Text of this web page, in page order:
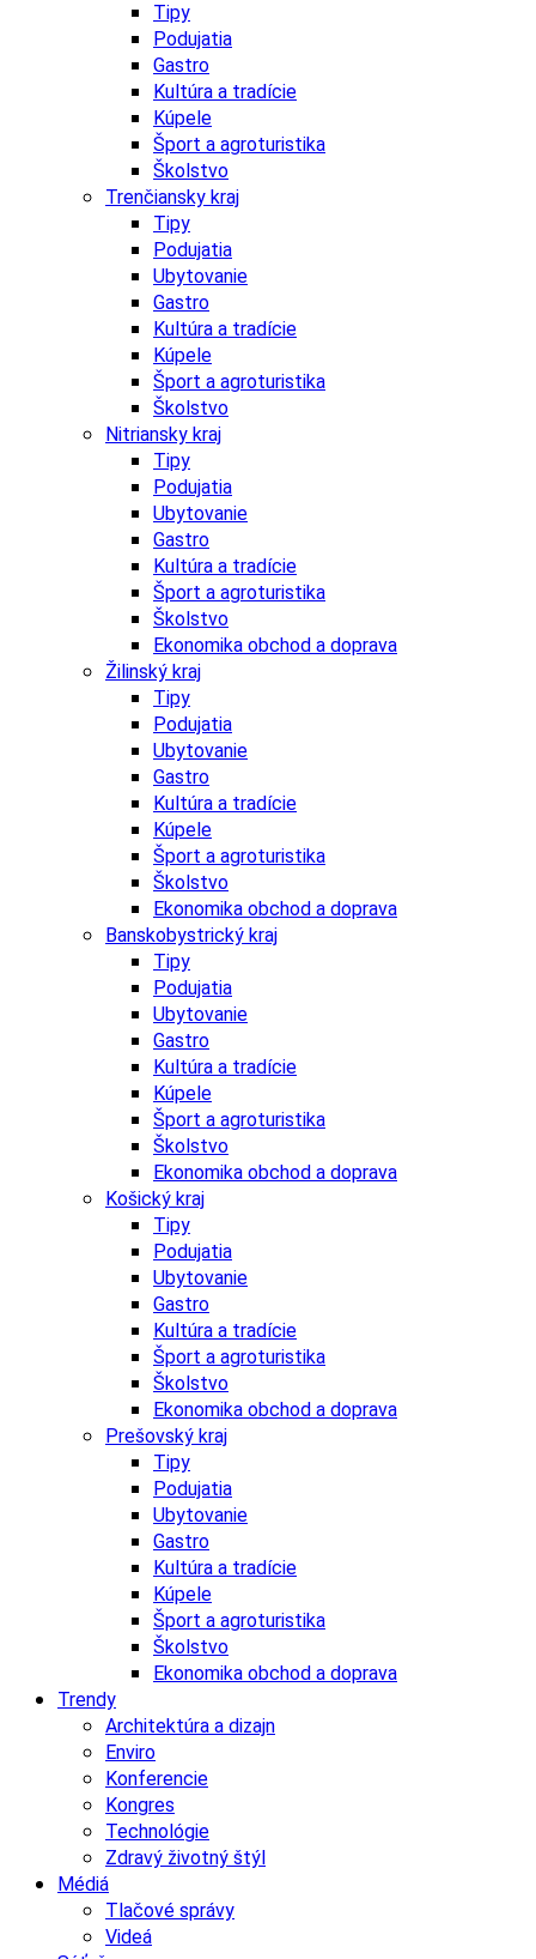
Tipy
Podujatia
Gastro
Kultúra a tradície
Kúpele
Šport a agroturistika
Školstvo
Trenčiansky kraj
Tipy
Podujatia
Ubytovanie
Gastro
Kultúra a tradície
Kúpele
Šport a agroturistika
Školstvo
Nitriansky kraj
Tipy
Podujatia
Ubytovanie
Gastro
Kultúra a tradície
Šport a agroturistika
Školstvo
Ekonomika obchod a doprava
Žilinský kraj
Tipy
Podujatia
Ubytovanie
Gastro
Kultúra a tradície
Kúpele
Šport a agroturistika
Školstvo
Ekonomika obchod a doprava
Banskobystrický kraj
Tipy
Podujatia
Ubytovanie
Gastro
Kultúra a tradície
Kúpele
Šport a agroturistika
Školstvo
Ekonomika obchod a doprava
Košický kraj
Tipy
Podujatia
Ubytovanie
Gastro
Kultúra a tradície
Šport a agroturistika
Školstvo
Ekonomika obchod a doprava
Prešovský kraj
Tipy
Podujatia
Ubytovanie
Gastro
Kultúra a tradície
Kúpele
Šport a agroturistika
Školstvo
Ekonomika obchod a doprava
Trendy
Architektúra a dizajn
Enviro
Konferencie
Kongres
Technológie
Zdravý životný štýl
Médiá
Tlačové správy
Videá